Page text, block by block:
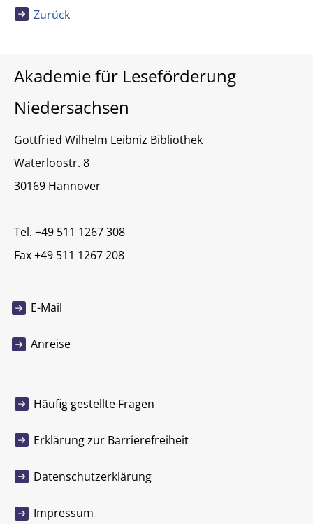
Zurück
Akademie für Leseförderung
Niedersachsen
Gottfried Wilhelm Leibniz Bibliothek
Waterloostr. 8
30169 Hannover
Tel. +49 511 1267 308
Fax +49 511 1267 208
E-Mail
Anreise
Häufig gestellte Fragen
Erklärung zur Barrierefreiheit
Datenschutzerklärung
Impressum